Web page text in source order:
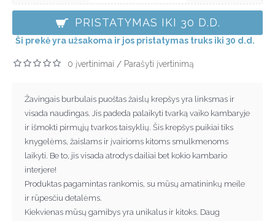
PRISTATYMAS IKI 30 D.D.
Ši prekė yra užsakoma ir jos pristatymas truks iki 30 d.d.
0 įvertinimai / Parašyti įvertinimą
Žavingais burbulais puoštas žaislų krepšys yra linksmas ir
visada naudingas. Jis padeda palaikyti tvarką vaiko kambaryje
ir išmokti pirmųjų tvarkos taisyklių. Šis krepšys puikiai tiks
knygelėms, žaislams ir įvairioms kitoms smulkmenoms
laikyti. Be to, jis visada atrodys dailiai bet kokio kambario
interjere!
Produktas pagamintas rankomis, su mūsų amatininkų meile
ir rūpesčiu detalėms.
Kiekvienas mūsų gamibys yra unikalus ir kitoks. Daug